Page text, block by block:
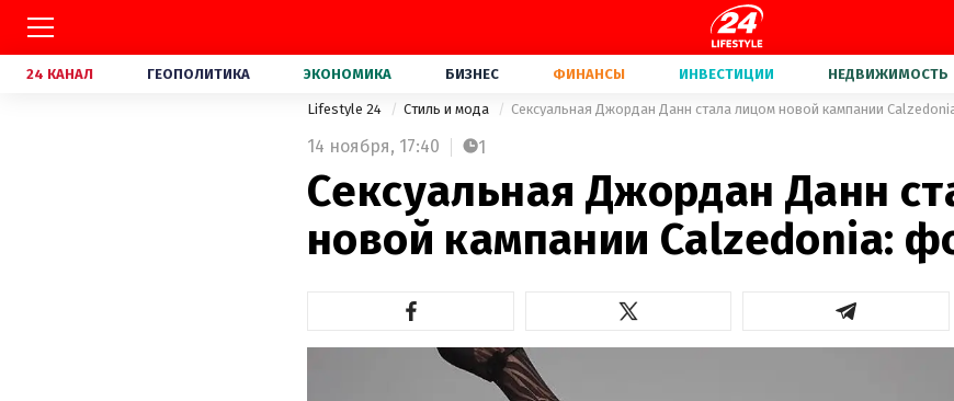
24 КАНАЛ ГЕОПОЛИТИКА ЭКОНОМИКА БИЗНЕС ФИНАНСЫ ИНВЕСТИЦИИ НЕДВИЖИМОСТЬ
Lifestyle 24 Стиль и мода Сексуальная Джордан Данн стала лицом новой кампании
14 ноября, 17:40 1
Сексуальная Джордан Данн
новой кампании Calzedonia: